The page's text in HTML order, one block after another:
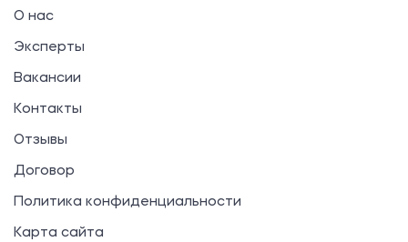
О нас
Эксперты
Вакансии
Контакты
Отзывы
Договор
Политика конфиденциальности
Карта сайта